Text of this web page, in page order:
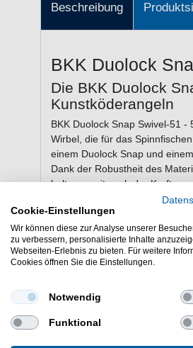
Beschreibung
BKK Duolock
Die BKK Duolock
Kunstköderangeln
BKK Duolock Snap Swivel-51
Wirbel, die für das
einem Duolock Snap und
Dank der Robustheit des
halten somit auch der Kraft
Eigenschaften der
Wirbel zum Angeln mit
aus Edelstahl
leichtgängiger Tönnchen
Lieferumfang: 5
Cookie-Einstellungen
Wir können diese zur Analyse unserer
zu verbessern, personalisierte Inhalte
Webseiten-Erlebnis zu bieten. Für weitere
Cookies öffnen Sie die Einstellungen.
Notwendig
Funktional